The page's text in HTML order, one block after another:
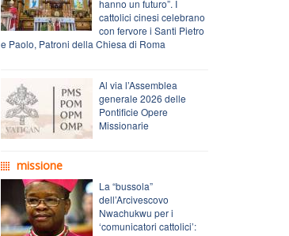
hanno un futuro”. I
cattolici cinesi celebrano
con fervore i Santi Pietro
e Paolo, Patroni della Chiesa di Roma
Al via l’Assemblea
generale 2026 delle
Pontificie Opere
Missionarie
missione
La “bussola”
dell’Arcivescovo
Nwachukwu per i
‘comunicatori cattolici’: